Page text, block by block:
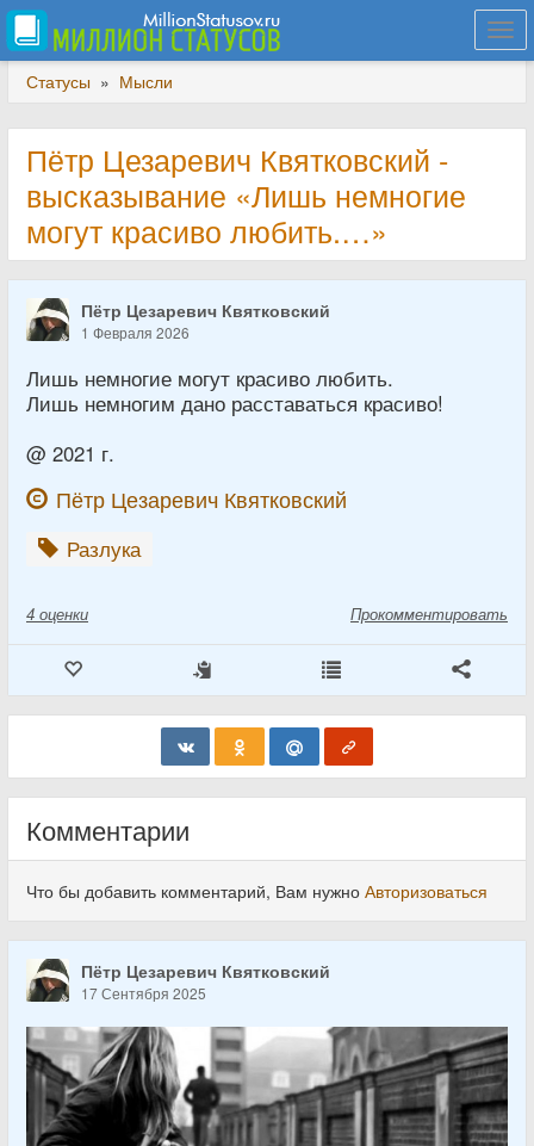
Статусы » Мысли
Пётр Цезаревич Квятковский -
высказывание «Лишь немногие
могут красиво любить.…»
Пётр Цезаревич Квятковский
1 Февраля 2026
Лишь немногие могут красиво любить.
Лишь немногим дано расставаться красиво!
@ 2021 г.
Пётр Цезаревич Квятковский
Разлука
4 оценки Прокомментировать
Комментарии
Что бы добавить комментарий, Вам нужно Авторизоваться
Пётр Цезаревич Квятковский
17 Сентября 2025